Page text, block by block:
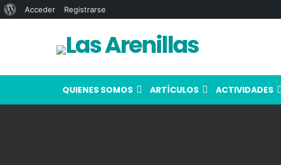
QUIENES SOMOS ARTÍCULOS ACTIVIDADES
Acerca
Acceder Registrarse